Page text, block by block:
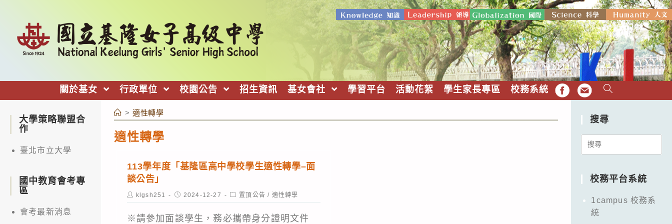
關於基女 行政單位 校園公告 招生資訊 基女會社 學習平台 活動花絮 學生家長專區 校務系統 FB EMAIL
適性轉學
> 適性轉學
113學年度「基隆區高中學校學生適性轉學–面
談公告」
Post
author:
klgsh251
Post
published:
2024-12-27
Post
category:
置頂公告 / 適性轉學
※請參加面談學生，務必攜帶身分證明文件
大學策略聯盟合
作
臺北市立大學
國中教育會考專
區
會考最新消息
搜尋
Search
校務平台系統
1campus 校務系
統